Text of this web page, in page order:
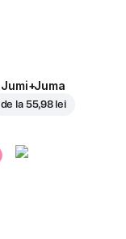
Jumi+Juma
de la 55,98 lei